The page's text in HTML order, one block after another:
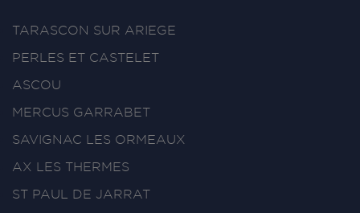
TARASCON SUR ARIEGE
PERLES ET CASTELET
ASCOU
MERCUS GARRABET
SAVIGNAC LES ORMEAUX
AX LES THERMES
ST PAUL DE JARRAT